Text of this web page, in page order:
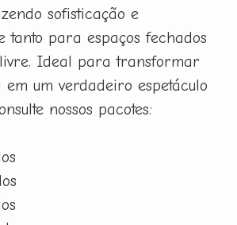
sofisticação e
tanto para espaços fechados
Ideal para transformar
em um verdadeiro espetáculo
nossos pacotes: